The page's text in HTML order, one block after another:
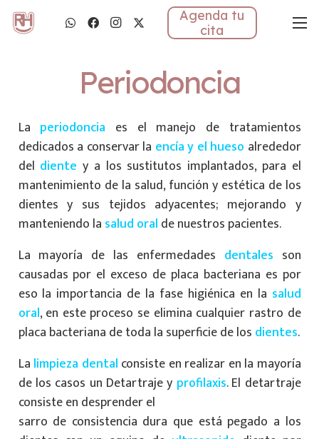
Agenda tu
cita
Periodoncia
La periodoncia es el manejo de tratamientos
dedicados a conservar la encía y el hueso alrededor
del diente y a los sustitutos implantados, para el
mantenimiento de la salud, función y estética de los
dientes y sus tejidos adyacentes; mejorando y
manteniendo la salud oral de nuestros pacientes.
La mayoría de las enfermedades dentales son
causadas por el exceso de placa bacteriana es por
eso la importancia de la fase higiénica en la salud
oral, en este proceso se elimina cualquier rastro de
placa bacteriana de toda la superficie de los dientes.
La limpieza dental consiste en realizar en la mayoría
de los casos un Detartraje y profilaxis. El detartraje
consiste en desprender el
sarro de consistencia dura que está pegado a los